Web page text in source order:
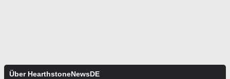
Über HearthstoneNewsDE